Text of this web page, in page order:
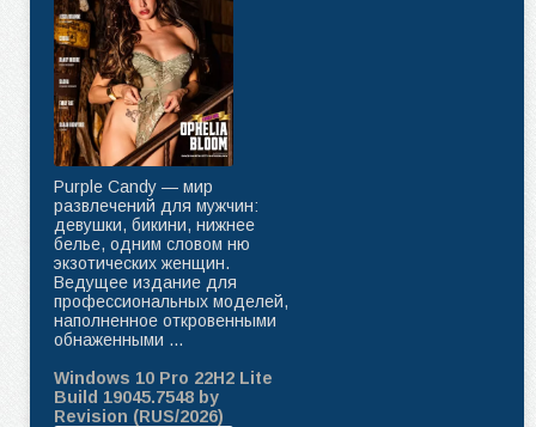
Purple Candy — мир
развлечений для мужчин:
девушки, бикини, нижнее
белье, одним словом ню
экзотических женщин.
Ведущее издание для
профессиональных моделей,
наполненное откровенными
обнаженными ...
Windows 10 Pro 22H2 Lite
Build 19045.7548 by
Revision (RUS/2026)